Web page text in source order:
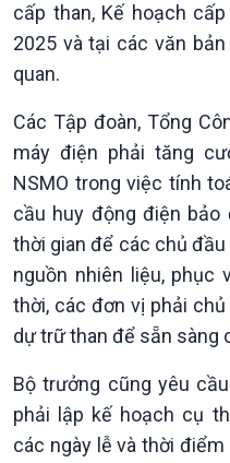
Chát với người nổi tiếng
Câu chuyện Thể thao
cấp than, Kế hoạch
2025 và tại các văn
quan.
Các Tập đoàn, Tổng
máy điện phải tăng
NSMO trong việc tính
cầu huy động điện
thời gian để các chủ
nguồn nhiên liệu, phục
thời, các đơn vị phải
dự trữ than để sẵn sàng
Bộ trưởng cũng yêu
phải lập kế hoạch cụ
các ngày lễ và thời